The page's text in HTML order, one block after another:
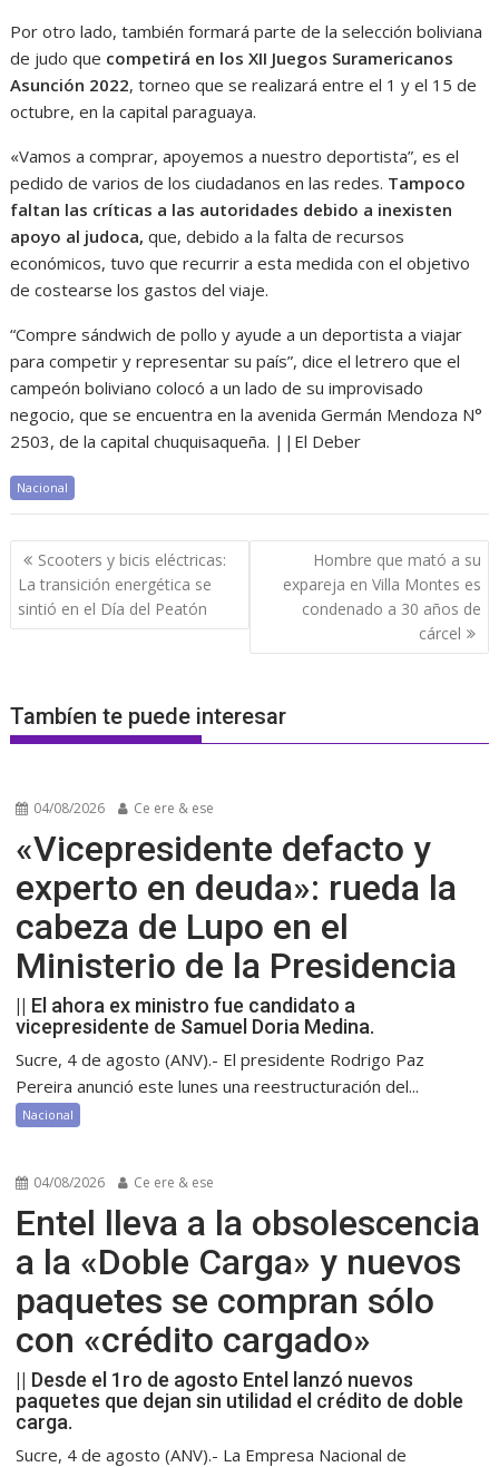
Por otro lado, también formará parte de la selección boliviana
de judo que competirá en los XII Juegos Suramericanos
Asunción 2022, torneo que se realizará entre el 1 y el 15 de
octubre, en la capital paraguaya.
«Vamos a comprar, apoyemos a nuestro deportista”, es el
pedido de varios de los ciudadanos en las redes. Tampoco
faltan las críticas a las autoridades debido a inexisten
apoyo al judoca, que, debido a la falta de recursos
económicos, tuvo que recurrir a esta medida con el objetivo
de costearse los gastos del viaje.
“Compre sándwich de pollo y ayude a un deportista a viajar
para competir y representar su país”, dice el letrero que el
campeón boliviano colocó a un lado de su improvisado
negocio, que se encuentra en la avenida Germán Mendoza N°
2503, de la capital chuquisaqueña. ||El Deber
Nacional
Navegación
de
entradas
Scooters y bicis eléctricas:
La transición energética se
sintió en el Día del Peatón
Hombre que mató a su
expareja en Villa Montes es
condenado a 30 años de
cárcel
Tambíen te puede interesar
04/08/2026 Ce ere & ese
«Vicepresidente defacto y
experto en deuda»: rueda la
cabeza de Lupo en el
Ministerio de la Presidencia
|| El ahora ex ministro fue candidato a
vicepresidente de Samuel Doria Medina.
Sucre, 4 de agosto (ANV).- El presidente Rodrigo Paz
Pereira anunció este lunes una reestructuración del...
Nacional
04/08/2026 Ce ere & ese
Entel lleva a la obsolescencia
a la «Doble Carga» y nuevos
paquetes se compran sólo
con «crédito cargado»
|| Desde el 1ro de agosto Entel lanzó nuevos
paquetes que dejan sin utilidad el crédito de doble
carga.
Sucre, 4 de agosto (ANV).- La Empresa Nacional de